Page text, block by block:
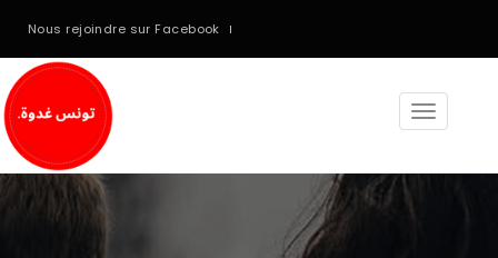
Nous rejoindre sur Facebook
Toggle